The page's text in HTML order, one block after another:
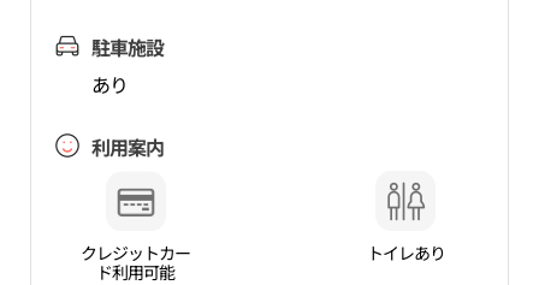
駐車施設
あり
利用案内
クレジットカー
ド利用可能
トイレあり